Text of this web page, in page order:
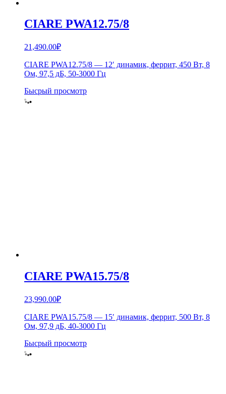
CIARE PWA12.75/8
21,490.00₽
CIARE PWA12.75/8 — 12′ динамик, феррит, 450 Вт, 8
Ом, 97,5 дБ, 50-3000 Гц
Бысрый просмотр
CIARE PWA15.75/8
23,990.00₽
CIARE PWA15.75/8 — 15′ динамик, феррит, 500 Вт, 8
Ом, 97,9 дБ, 40-3000 Гц
Бысрый просмотр